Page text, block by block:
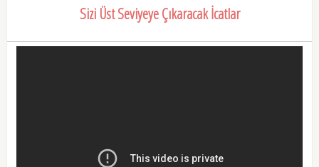
Sizi Üst Seviyeye Çıkaracak İcatlar